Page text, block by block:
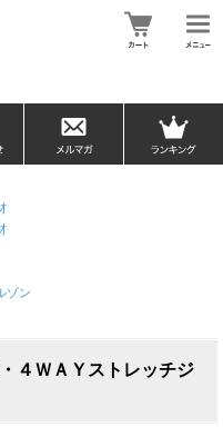
ゾン
４ＷＡＹストレッチジ